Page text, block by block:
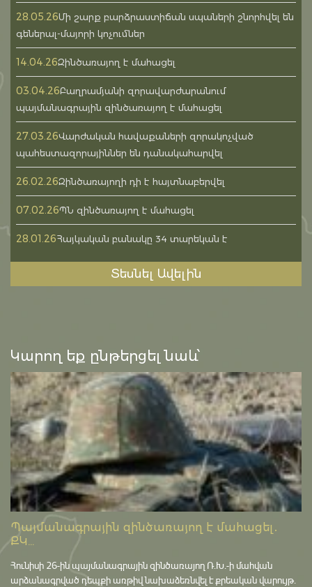
28.05.26Մի շարք բարձրաստիճան սպաների շնորհվել են
գեներալ-մայորի կոչումներ
14.04.26Զինծառայող է մահացել
03.04.26Բաղրամյանի զորավարժարանում
պայմանագրային զինծառայող է մահացել
27.03.26Վարժական հավաքաների զորակոչված
պահեստազորայիններ են դանակահարվել
26.02.26Զինծառայողի դի է հայտնաբերվել
07.02.26ՊՆ զինծառայող է մահացել
28.01.26Հայկական բանակը 34 տարեկան է
Տեսնել Ավելին
Կարող եք ընթերցել նաև՝
Պայմանագրային զինծառայող է մահացել․
ՔԿ...
Հունիսի 26-ին պայմանագրային զինծառայող Ռ.Խ.-ի մահվան
արձանագրված դեպքի առթիվ նախաձեռնվել է քրեական վարույթ․